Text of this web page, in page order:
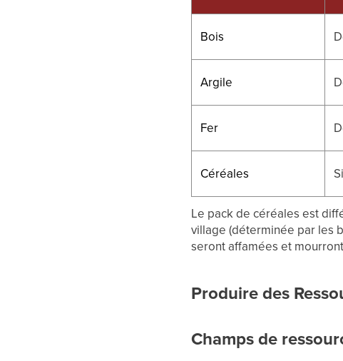
Bois
Argile
Fer
Céréales
Le pack de céréales est
village (déterminée par les
seront affamées et
Produire des
Champs de